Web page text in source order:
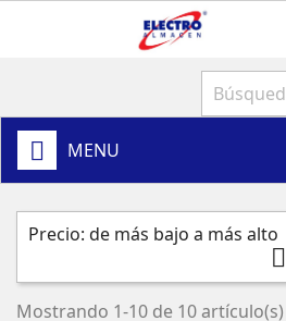
MENU
Precio: de más bajo a más alto

Mostrando 1-10 de 10 artículo(s)